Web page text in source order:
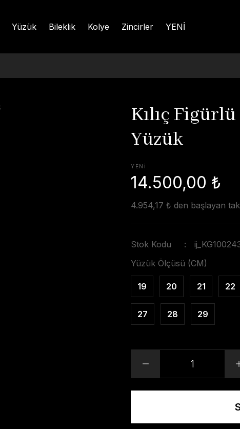
Yüzük Bileklik Kolye Zincirler YENİ
Kılıç
Yüzük
YENİ
14.500,00 ₺
4.954,17 ₺ den başlayan
Stok Kodu
Yüzük Ölçüsü (CM)
19 20 21 22
27 28 29